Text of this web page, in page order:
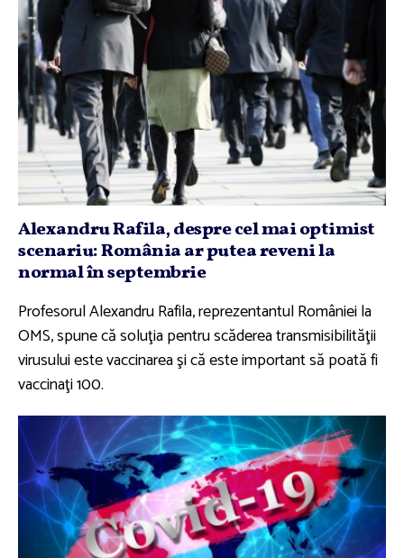
Alexandru Rafila, despre cel mai optimist
scenariu: România ar putea reveni la
normal în septembrie
Profesorul Alexandru Rafila, reprezentantul României la
OMS, spune că soluţia pentru scăderea transmisibilităţii
virusului este vaccinarea şi că este important să poată fi
vaccinaţi 100.